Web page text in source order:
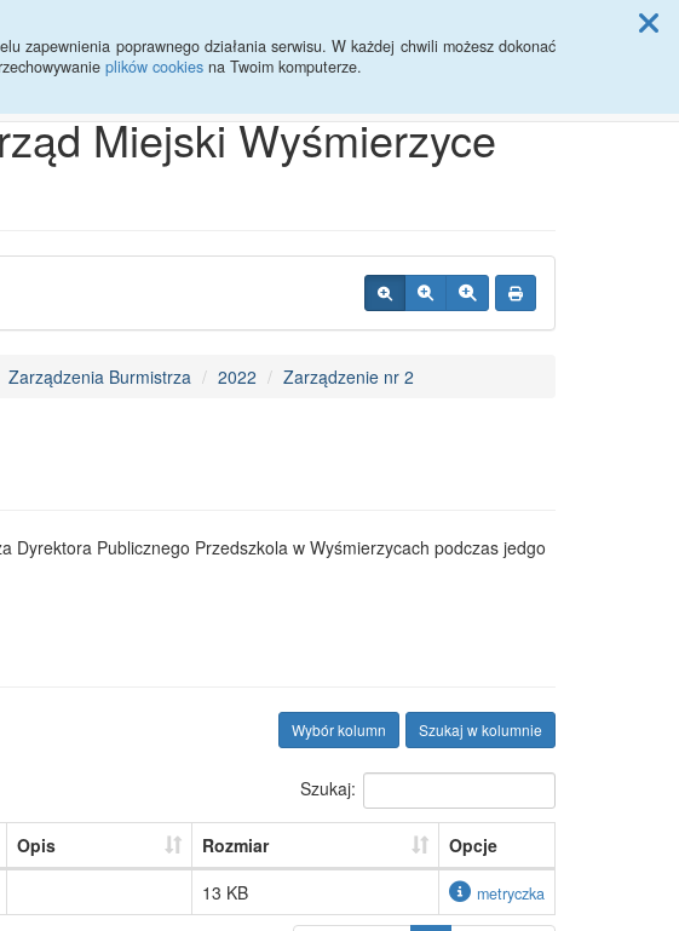
zapewnienia poprawnego działania serwisu. W każdej chwili możesz dokonać
plików cookies na Twoim komputerze.
Przycisk wyszukaj duży
Miejski Wyśmierzyce
Zarządzenia Burmistrza 2022 Zarządzenie nr 2
Dyrektora Publicznego Przedszkola w Wyśmierzycach podczas jedgo
Szukaj w kolumnie
Wybór kolumn
Szukaj:
Opis Rozmiar
Opcje
13 KB metryczka